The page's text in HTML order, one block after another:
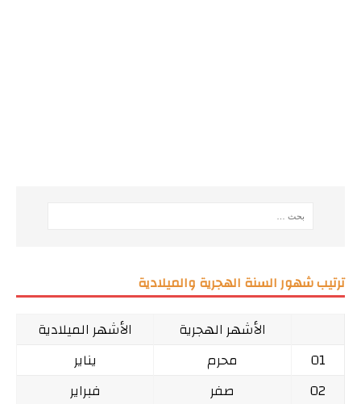
ترتيب شهور السنة الهجرية والميلادية
الأشهر الهجرية
الأشهر الميلادية
01
محرم
يناير
02
صفر
فبراير